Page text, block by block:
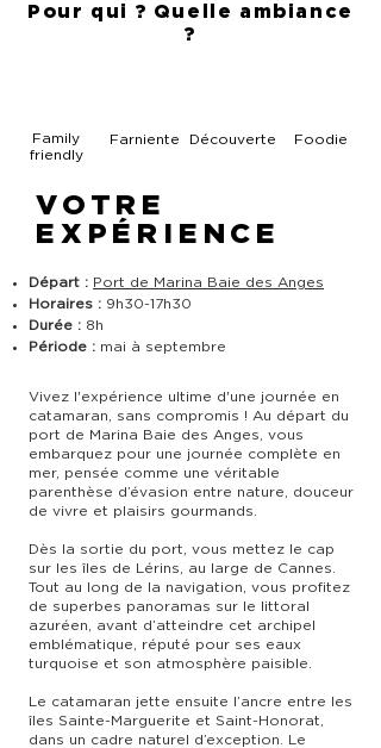
Pour qui ? Quelle ambiance
?
Family
friendly
Farniente Découverte Foodie
VOTRE
EXPÉRIENCE
Départ : Port de Marina Baie des Anges
Horaires : 9h30-17h30
Durée : 8h
Période : mai à septembre
Vivez l'expérience ultime d'une journée en
catamaran, sans compromis ! Au départ du
port de Marina Baie des Anges, vous
embarquez pour une journée complète en
mer, pensée comme une véritable
parenthèse d’évasion entre nature, douceur
de vivre et plaisirs gourmands.
Dès la sortie du port, vous mettez le cap
sur les îles de Lérins, au large de Cannes.
Tout au long de la navigation, vous profitez
de superbes panoramas sur le littoral
azuréen, avant d’atteindre cet archipel
emblématique, réputé pour ses eaux
turquoise et son atmosphère paisible.
Le catamaran jette ensuite l’ancre entre les
îles Sainte-Marguerite et Saint-Honorat,
dans un cadre naturel d’exception. Le